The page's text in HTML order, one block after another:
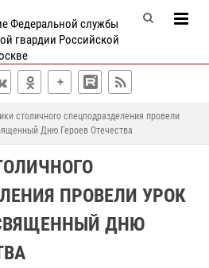
Федеральной службы
гвардии Российской
столичного спецподразделения провели
Дню Героев Отечества
ПРОВЕЛИ УРОК
ДНЮ